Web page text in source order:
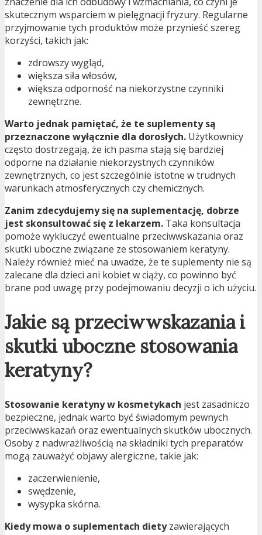
skutecznym wsparciem w pielęgnacji fryzury. Regularne
przyjmowanie tych produktów może przynieść szereg
korzyści, takich jak:
zdrowszy wygląd,
większa siła włosów,
większa odporność na niekorzystne czynniki
zewnętrzne.
Warto jednak pamiętać, że te suplementy są
przeznaczone wyłącznie dla dorosłych. Użytkownicy
często dostrzegają, że ich pasma stają się bardziej
odporne na działanie niekorzystnych czynników
zewnętrznych, co jest szczególnie istotne w trudnych
warunkach atmosferycznych czy chemicznych.
Zanim zdecydujemy się na suplementację, dobrze
jest skonsultować się z lekarzem. Taka konsultacja
pomoże wykluczyć ewentualne przeciwwskazania oraz
skutki uboczne związane ze stosowaniem keratyny.
Należy również mieć na uwadze, że te suplementy nie są
zalecane dla dzieci ani kobiet w ciąży, co powinno być
brane pod uwagę przy podejmowaniu decyzji o ich użyciu.
Jakie są przeciwwskazania i
skutki uboczne stosowania
keratyny?
Stosowanie keratyny w kosmetykach jest zasadniczo
bezpieczne, jednak warto być świadomym pewnych
przeciwwskazań oraz ewentualnych skutków ubocznych.
Osoby z nadwrażliwością na składniki tych preparatów
mogą zauważyć objawy alergiczne, takie jak:
zaczerwienienie,
swędzenie,
wysypka skórna.
Kiedy mowa o suplementach dietyzawierających